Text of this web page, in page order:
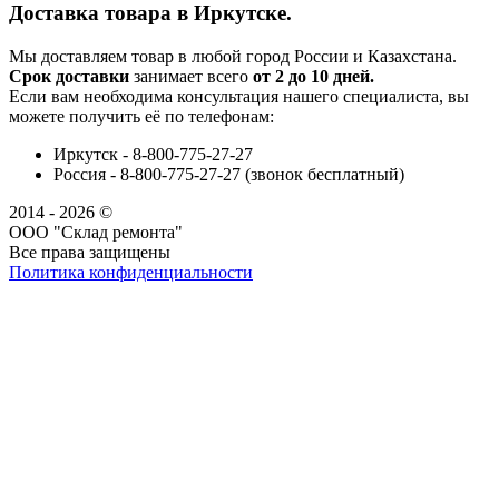
Доставка товара в Иркутске.
Мы доставляем товар в любой город России и Казахстана.
Срок доставки занимает всего от 2 до 10 дней.
Если вам необходима консультация нашего специалиста, вы
можете получить её по телефонам:
Иркутск - 8-800-775-27-27
Россия - 8-800-775-27-27 (звонок бесплатный)
2014 - 2026 ©
ООО "Склад ремонта"
Все права защищены
Политика конфиденциальности